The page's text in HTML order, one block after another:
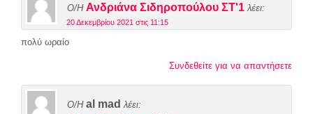
Ο/Η Ανδριάνα Σιδηροπούλου ΣΤ'1 λέει:
20 Δεκεμβρίου 2021 στις 11:15
πολύ ωραίο
Συνδεθείτε για να απαντήσετε
Ο/Η al mad λέει: